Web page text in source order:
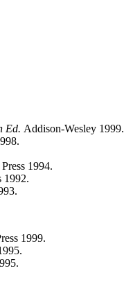
Ed. Addison-Wesley 1999.
1994.
1992.
1999.